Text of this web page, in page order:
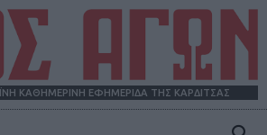
ΚΑΘΗΜΕΡΙΝΗ ΕΦΗΜΕΡΙΔΑ ΤΗΣ ΚΑΡΔΙΤΣΑΣ